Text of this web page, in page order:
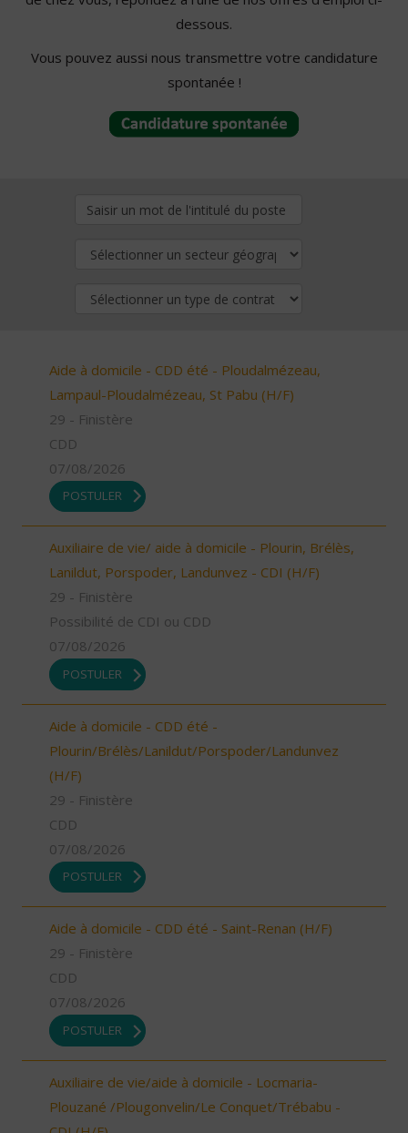
dessous.
Vous pouvez aussi nous transmettre votre candidature
spontanée !
Aide à domicile - CDD été - Ploudalmézeau,
Lampaul-Ploudalmézeau, St Pabu (H/F)
29 - Finistère
CDD
07/08/2026
POSTULER
Auxiliaire de vie/ aide à domicile - Plourin, Brélès,
Lanildut, Porspoder, Landunvez - CDI (H/F)
29 - Finistère
Possibilité de CDI ou CDD
07/08/2026
POSTULER
Aide à domicile - CDD été -
Plourin/Brélès/Lanildut/Porspoder/Landunvez
(H/F)
29 - Finistère
CDD
07/08/2026
POSTULER
Aide à domicile - CDD été - Saint-Renan (H/F)
29 - Finistère
CDD
07/08/2026
POSTULER
Auxiliaire de vie/aide à domicile - Locmaria-
Plouzané /Plougonvelin/Le Conquet/Trébabu -